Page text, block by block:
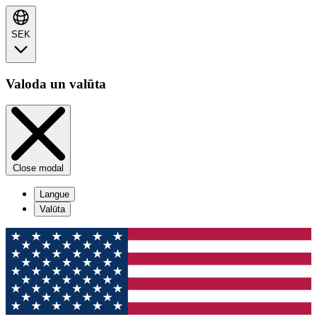
SEK
Valoda un valūta
Close modal
Langue
Valūta